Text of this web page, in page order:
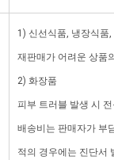
1) 신선식품, 냉장식품
재판매가 어려운 상품
2) 화장품
피부 트러블 발생 시
배송비는 판매자가 부
적의 경우에는 진단서